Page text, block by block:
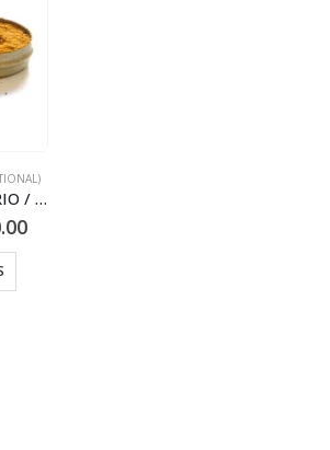
RAPÉ SNUFF - MIXTERIO / 5gr à 100gr / - (Ayahuasca + Chacruna + Huambisa + Mapacho + San Pedro)